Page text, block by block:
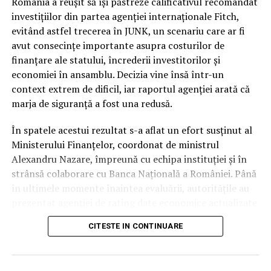
În ciuda acestor vulnerabilități și a presiunii uriașe pe
finanțele publice, autoritățile române au reușit să evite
scenariul negativ. Întrebarea esențială este cum a fost
posibil acest lucru, în condițiile în care datele
economice brute erau deja cunoscute de piețe.
Răspunsul nu a stat în prezentarea unor indicatori noi,
ci în garanțiile de conduită fiscală. În timp ce
autoritatea altor actori politici s-a erodat considerabil
pe parcursul mandatului, Nicușor Dan a rămas
interlocutorul strategic în care partenerii externi au
avut încredere totală.
Presedinția ca garant al
disciplinei bugetare
investițiilor din partea agenției internaționale Fitch,
evitând astfel trecerea în JUNK, un scenariu care ar fi
avut consecințe importante asupra costurilor de
finanțare ale statului, încrederii investitorilor și
economiei în ansamblu. Decizia vine însă într-un
context extrem de dificil, iar raportul agenției arată că
marja de siguranță a fost una redusă.
În spatele acestui rezultat s-a aflat un efort susținut al
Ministerului Finanțelor, coordonat de ministrul
Alexandru Nazare, împreună cu echipa instituției și în
strânsă colaborare cu Banca Națională a României. Până
în ultimele momente înaintea evaluării, autoritățile au
și argumente tehnice privind evoluția finanțelor publice
și măsurile adoptate pentru consolidarea fiscală.
Potrivit informațiilor prezentate, România a venit în
CITESTE IN CONTINUARE